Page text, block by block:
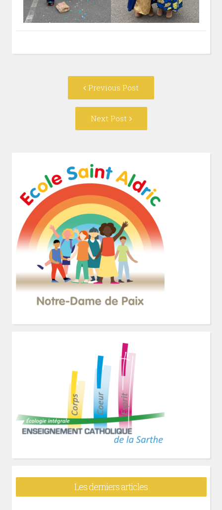
Previous Post
post:
Next Post
Post:
Les derniers articles